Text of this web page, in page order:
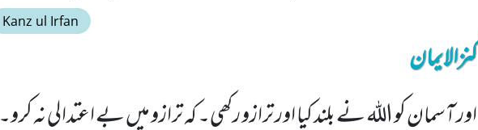
Kanz ul Irfan
کنزالایمان
اور آسمان کو اللہ نے بلند کیا اور ترازو رکھی۔ کہ ترازو میں بے اعتدالی نہ کرو۔